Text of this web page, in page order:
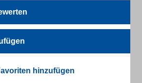
hinzufügen